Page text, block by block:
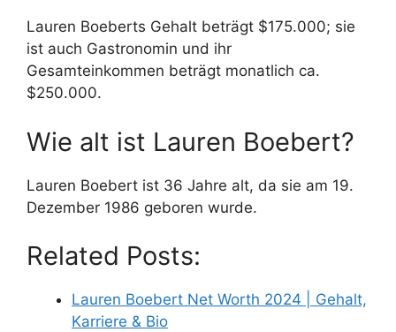
Lauren Boeberts Gehalt beträgt $175.000; sie
ist auch Gastronomin und ihr
Gesamteinkommen beträgt monatlich ca.
$250.000.
Wie alt ist Lauren Boebert?
Lauren Boebert ist 36 Jahre alt, da sie am 19.
Dezember 1986 geboren wurde.
Related Posts:
Lauren Boebert Net Worth 2024 | Gehalt,
Karriere & Bio